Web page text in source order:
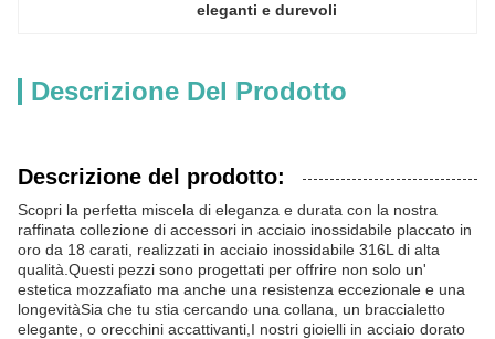
eleganti e durevoli
Descrizione Del Prodotto
Descrizione del prodotto:
Scopri la perfetta miscela di eleganza e durata con la nostra
raffinata collezione di accessori in acciaio inossidabile placcato in
oro da 18 carati, realizzati in acciaio inossidabile 316L di alta
qualità.Questi pezzi sono progettati per offrire non solo un'
estetica mozzafiato ma anche una resistenza eccezionale e una
longevitàSia che tu stia cercando una collana, un braccialetto
elegante, o orecchini accattivanti,I nostri gioielli in acciaio dorato